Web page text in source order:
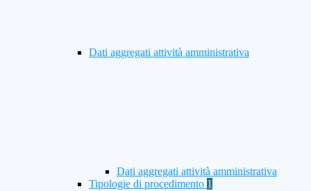
Dati aggregati attività amministrativa
Dati aggregati attività amministrativa
Tipologie di procedimento 1